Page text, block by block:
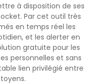
à disposition de ses
Par cet outil très
en temps réel les
et les alerter en
gratuite pour les
personnelles et sans
lien privilégié entre